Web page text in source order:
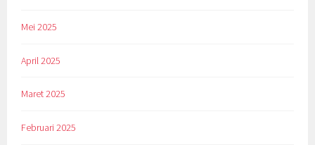
Mei 2025
April 2025
Maret 2025
Februari 2025